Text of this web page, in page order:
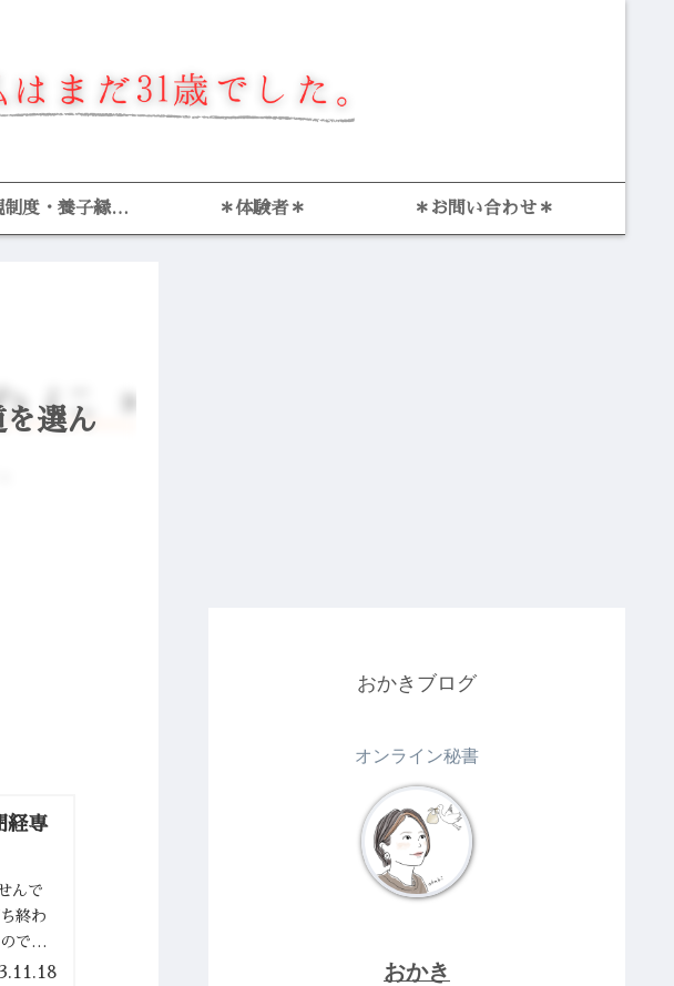
制度・養子縁組
＊
＊体験者＊ ＊お問い合わせ＊
選ん
経専
んで
終わ
で、
おかきブログ
オンライン秘書
おかき